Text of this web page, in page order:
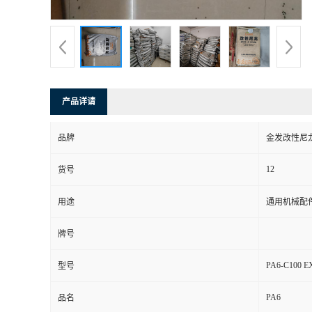
产品详请
品牌 金发改性尼
货号 12
用途 通用机械配
牌号
型号 PA6-C100
品名 PA6